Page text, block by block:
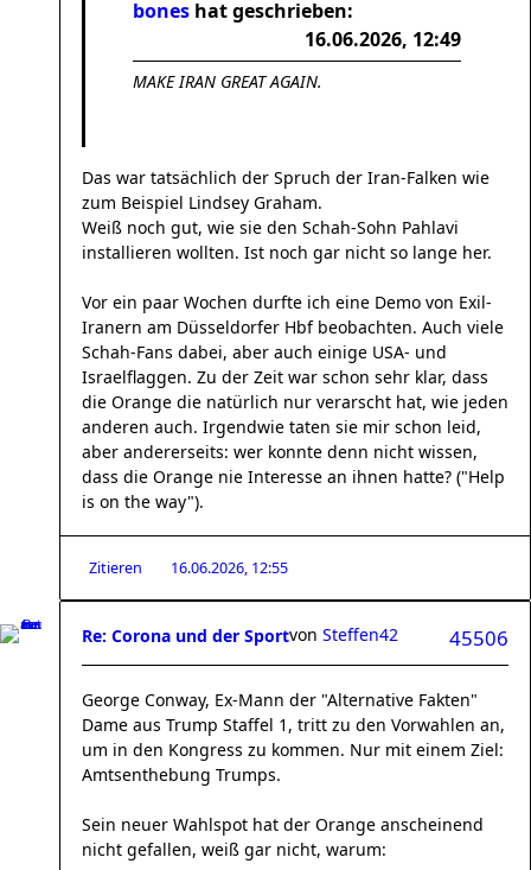
bones hat geschrieben:
16.06.2026, 12:49
MAKE IRAN GREAT AGAIN.
Das war tatsächlich der Spruch der Iran-Falken wie
zum Beispiel Lindsey Graham.
Weiß noch gut, wie sie den Schah-Sohn Pahlavi
installieren wollten. Ist noch gar nicht so lange her.
Vor ein paar Wochen durfte ich eine Demo von Exil-
Iranern am Düsseldorfer Hbf beobachten. Auch viele
Schah-Fans dabei, aber auch einige USA- und
Israelflaggen. Zu der Zeit war schon sehr klar, dass
die Orange die natürlich nur verarscht hat, wie jeden
anderen auch. Irgendwie taten sie mir schon leid,
aber andererseits: wer konnte denn nicht wissen,
dass die Orange nie Interesse an ihnen hatte? ("Help
is on the way").
Zitieren 16.06.2026, 12:55
Re: Corona und der Sport 45506
von Steffen42
George Conway, Ex-Mann der "Alternative Fakten"
Dame aus Trump Staffel 1, tritt zu den Vorwahlen an,
um in den Kongress zu kommen. Nur mit einem Ziel:
Amtsenthebung Trumps.
Sein neuer Wahlspot hat der Orange anscheinend
nicht gefallen, weiß gar nicht, warum: